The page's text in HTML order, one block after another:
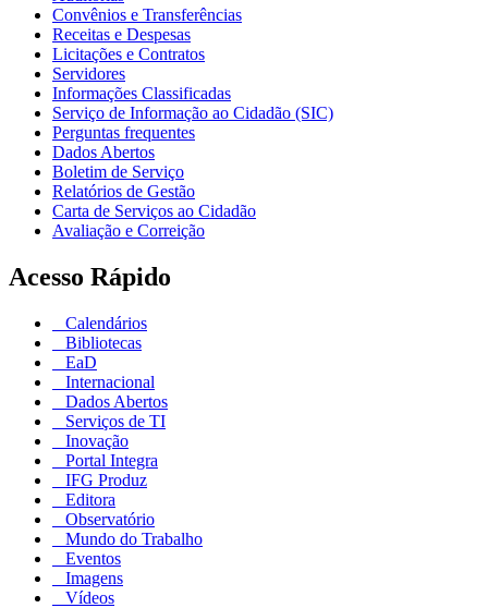
Convênios e Transferências
Receitas e Despesas
Licitações e Contratos
Servidores
Informações Classificadas
Serviço de Informação ao Cidadão (SIC)
Perguntas frequentes
Dados Abertos
Boletim de Serviço
Relatórios de Gestão
Carta de Serviços ao Cidadão
Avaliação e Correição
Acesso Rápido
Calendários
Bibliotecas
EaD
Internacional
Dados Abertos
Serviços de TI
Inovação
Portal Integra
IFG Produz
Editora
Observatório
Mundo do Trabalho
Eventos
Imagens
Vídeos